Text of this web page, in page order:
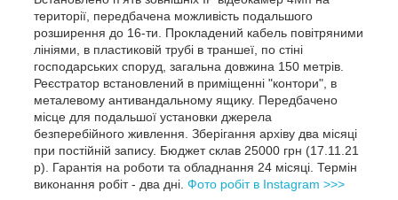
території, передбачена можливість подальшого
розширення до 16-ти. Прокладений кабель повітряними
лініями, в пластиковій трубі в траншеї, по стіні
господарських споруд, загальна довжина 150 метрів.
Реєстратор встановлений в приміщенні "контори", в
металевому антивандальному ящику. Передбачено
місце для подальшої установки джерела
безперебійного живлення. Зберігання архіву два місяці
при постійній запису. Бюджет склав 25000 грн (17.11.21
р). Гарантія на роботи та обладнання 24 місяці. Термін
виконання робіт - два дні. Фото робіт в Instagram >>>